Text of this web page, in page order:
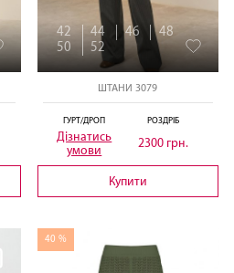
42 44 46
48
50
52
ШТАНИ 3079
ГУРТ/ДРОП
Дізнатись
умови
РОЗДРІБ
2300 грн.
Купити
40 %